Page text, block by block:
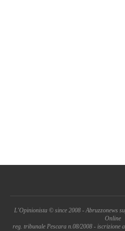
L'Opinionista © since 2008 - Abruzzonews
Online
reg. tribunale Pescara n.08/2008 - iscrizione